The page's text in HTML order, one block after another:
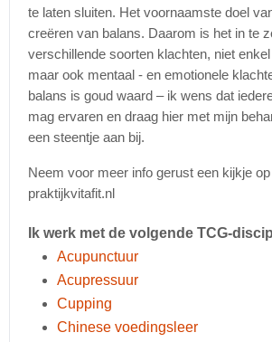
te laten sluiten. Het voornaamste doel
creëren van balans. Daarom is het in te
verschillende soorten klachten, niet
maar ook mentaal - en emotionele
balans is goud waard – ik wens dat
mag ervaren en draag hier met mijn
een steentje aan bij.
Neem voor meer info gerust een kijkje
praktijkvitafit.nl
Ik werk met de volgende TCG-
Acupunctuur
Acupressuur
Cupping
Chinese voedingsleer